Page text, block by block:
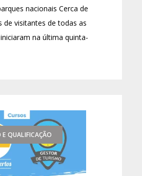
nacionais Cerca de
de visitantes de todas as
na última quinta-
QUALIFICAÇÃO